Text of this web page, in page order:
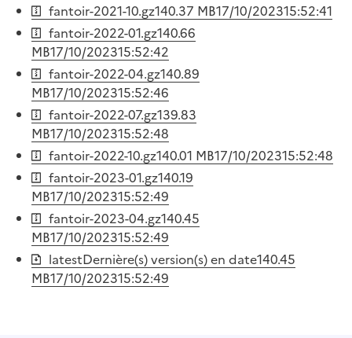
fantoir-2021-10.gz140.37 MB17/10/202315:52:41
fantoir-2022-01.gz140.66
MB17/10/202315:52:42
fantoir-2022-04.gz140.89
MB17/10/202315:52:46
fantoir-2022-07.gz139.83
MB17/10/202315:52:48
fantoir-2022-10.gz140.01 MB17/10/202315:52:48
fantoir-2023-01.gz140.19
MB17/10/202315:52:49
fantoir-2023-04.gz140.45
MB17/10/202315:52:49
latestDernière(s) version(s) en date140.45
MB17/10/202315:52:49